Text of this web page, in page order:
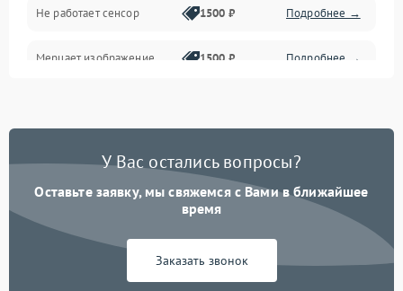
Не работает сенсор 1500 ₽ Подробнее →
Мерцает изображение 1500 ₽ Подробнее →
У Вас остались вопросы?
Оставьте заявку, мы свяжемся с Вами в ближайшее
время
Заказать звонок